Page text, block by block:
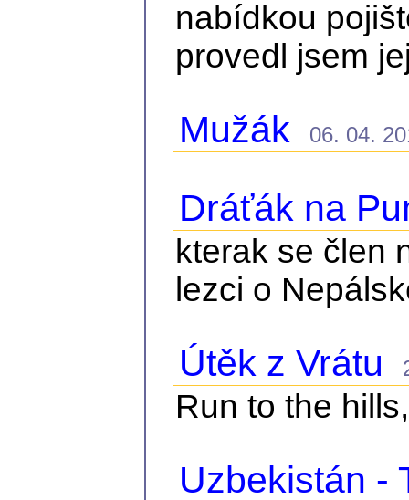
nabídkou
provedl jsem
Mužák 06. 04.
Dráťák na
kterak se člen
lezci o
Útěk z Vrátu
Run to the
Uzbekistán -